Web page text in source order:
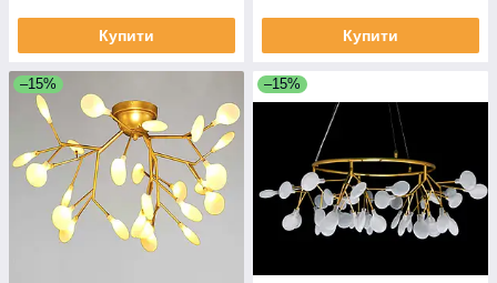
Купити Купити
–15% –15%